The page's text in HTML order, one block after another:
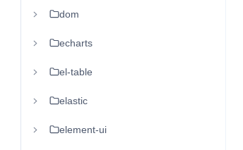
dom
echarts
el-table
elastic
element-ui